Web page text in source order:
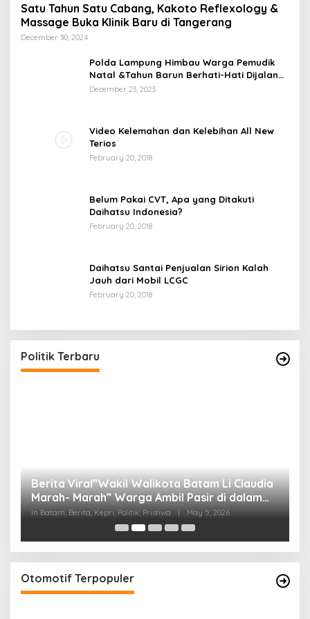
Satu Tahun Satu Cabang, Kakoto Reflexology &
Massage Buka Klinik Baru di Tangerang
December 30, 2024
Polda Lampung Himbau Warga Pemudik
Natal &Tahun Barun Berhati-Hati Dijalan
Saat Melintas di -Titik Rawan Kecelakaan
December 23, 2023
Video Kelemahan dan Kelebihan All New
Terios
February 20, 2018
Belum Pakai CVT, Apa yang Ditakuti
Daihatsu Indonesia?
February 20, 2018
Daihatsu Santai Penjualan Sirion Kalah
Jauh dari Mobil LCGC
February 20, 2018
Politik Terbaru
Berita Viral”Wakil Walikota Batam Li Claudia
Marah- Marah” Warga Ambil Pasir di dalam
Parit, Dinilai Rusak Harkat Martabat dan Lukai
Perasaan Warga
In Batam, Berita, Kepri, Politik, Pristiwa | May 5, 2026
Otomotif Terpopuler